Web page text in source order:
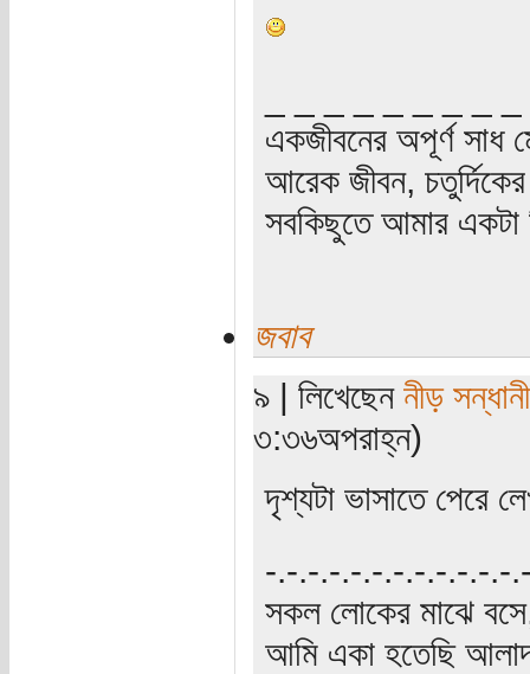
একজীবনের অপূর্ণ সাধ
আরেক জীবন, চতুর্দিকের
সবকিছুতে আমার একটা
জবাব
৯ | লিখেছেন নীড় সন্ধানী
৩:৩৬অপরাহ্ন)
দৃশ্যটা ভাসাতে পেরে
‍‌-.-.-.-.-.-.-.-.-.-.-.-
সকল লোকের মাঝে
আমি একা হতেছি